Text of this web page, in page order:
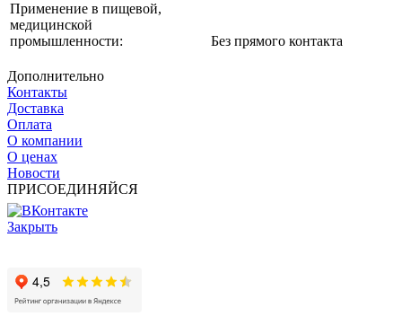
Применение в пищевой,
медицинской
промышленности:
Без прямого контакта
Дополнительно
Контакты
Доставка
Оплата
О компании
О ценах
Новости
ПРИСОЕДИНЯЙСЯ
Закрыть